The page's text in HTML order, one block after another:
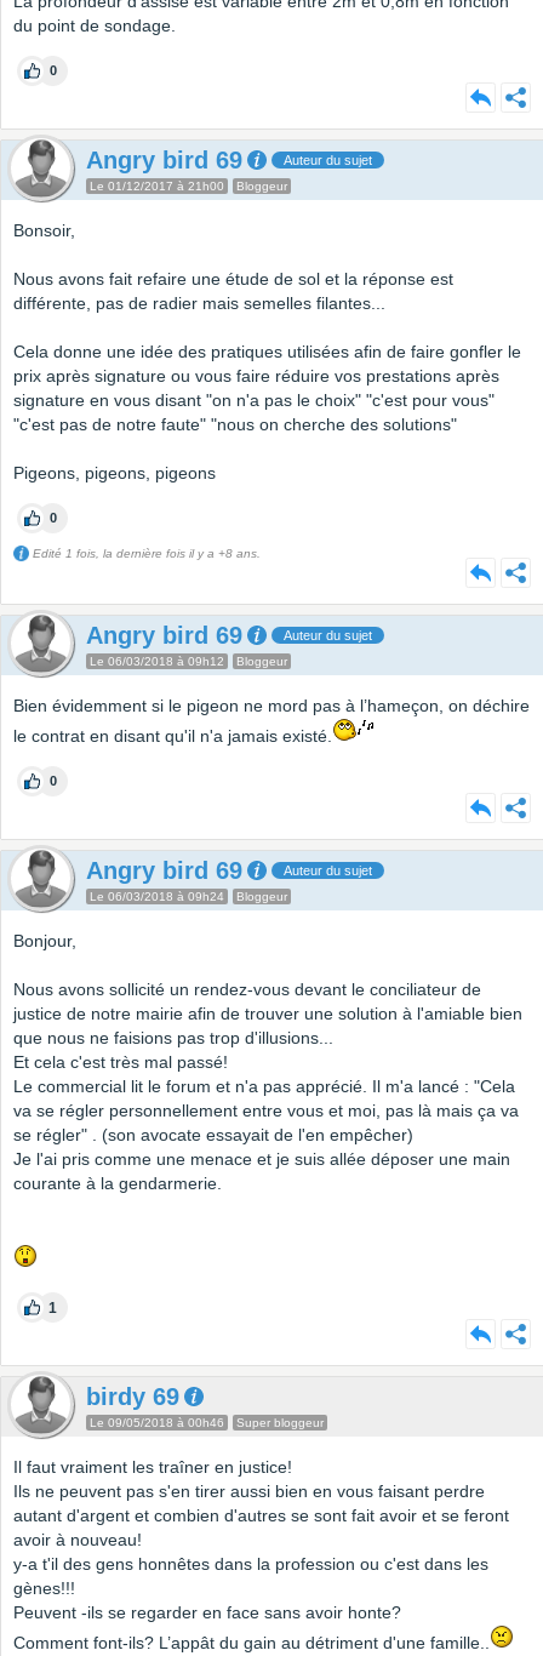
du point de sondage.
0
Angry bird 69 Auteur du sujet
Le 01/12/2017 à 21h00 Bloggeur
Bonsoir,
Nous avons fait refaire une étude de sol et la réponse est
différente, pas de radier mais semelles filantes...
Cela donne une idée des pratiques utilisées afin de faire gonfler le
prix après signature ou vous faire réduire vos prestations après
signature en vous disant "on n'a pas le choix" "c'est pour vous"
"c'est pas de notre faute" "nous on cherche des solutions"
Pigeons, pigeons, pigeons
0
Edité 1 fois, la dernière fois il y a +8 ans.
Angry bird 69 Auteur du sujet
Le 06/03/2018 à 09h12 Bloggeur
Bien évidemment si le pigeon ne mord pas à l’hameçon, on déchire
le contrat en disant qu'il n'a jamais existé.
0
Angry bird 69 Auteur du sujet
Le 06/03/2018 à 09h24 Bloggeur
Bonjour,
Nous avons sollicité un rendez-vous devant le conciliateur de
justice de notre mairie afin de trouver une solution à l'amiable bien
que nous ne faisions pas trop d'illusions...
Et cela c'est très mal passé!
Le commercial lit le forum et n'a pas apprécié. Il m'a lancé : "Cela
va se régler personnellement entre vous et moi, pas là mais ça va
se régler" . (son avocate essayait de l'en empêcher)
Je l'ai pris comme une menace et je suis allée déposer une main
courante à la gendarmerie.
1
birdy 69
Le 09/05/2018 à 00h46 Super bloggeur
Il faut vraiment les traîner en justice!
Ils ne peuvent pas s'en tirer aussi bien en vous faisant perdre
autant d'argent et combien d'autres se sont fait avoir et se feront
avoir à nouveau!
y-a t'il des gens honnêtes dans la profession ou c'est dans les
gènes!!!
Peuvent -ils se regarder en face sans avoir honte?
Comment font-ils? L’appât du gain au détriment d'une famille..